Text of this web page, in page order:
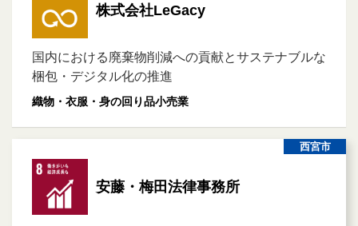
株式会社LeGacy
国内における廃棄物削減への貢献とサステナブルな
梱包・デジタル化の推進
織物・衣服・身の回り品小売業
西宮市
安藤・梅田法律事務所